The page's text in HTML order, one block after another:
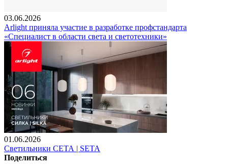
03.06.2026
Arlight приняла участие в разработке профстандарта
«Специалист в области света и светотехники»
01.06.2026
Светильники СЕТА | SETA
Поделиться